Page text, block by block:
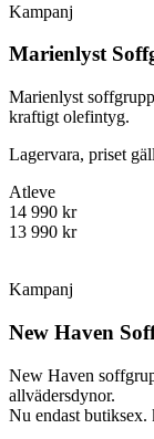
Kampanj
Marienlyst
Marienlyst
kraftigt olefintyg.
Lagervara, priset
Atleve
14 990 kr
13 990 kr
Kampanj
New Haven
New Haven
allvädersdynor.
Nu endast butiksex.